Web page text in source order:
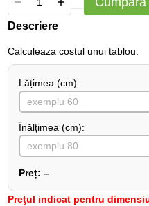
Descriere
Сalculeaza costul unui tablou:
Lățimea (сm):
Înălțimea (cm):
Preț: –
Preţul indicat pentru